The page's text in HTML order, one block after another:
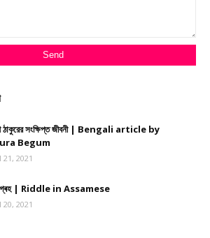
ঠাকুরের সংক্ষিপ্ত জীবনী | Bengali article by
Begum
2021
| Riddle in Assamese
2021